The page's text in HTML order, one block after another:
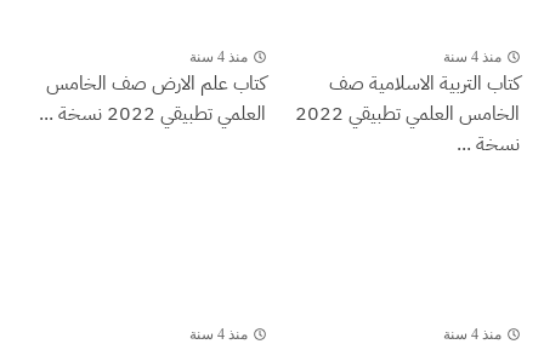
منذ 4 سنة
كتاب التربية الاسلامية صف
الخامس العلمي تطبيقي 2022
نسخة ...
منذ 4 سنة
كتاب علم الارض صف الخامس
العلمي تطبيقي 2022 نسخة ...
منذ 4 سنة منذ 4 سنة